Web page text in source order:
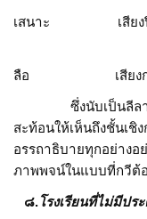
เสนาะ เสียงปืนก็
เมื่อความ
ลือ เสียงกระซิบ
ซึ่งนับเป็นลีลาร่ว
สะท้อนให้เห็นถึงชั้นเชิ
อรรถาธิบายทุกอย่างอ
ภาพพจน์ในแบบที่กวีต้
๘.โรงเรียนที่ไม่มีปร